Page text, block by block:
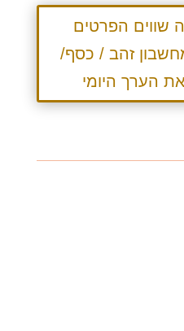
שווים הפרטים
זהב / כסף/
הערך היומי